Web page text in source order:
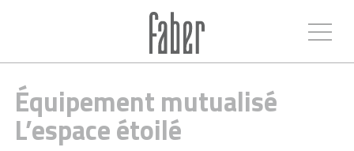
Équipement mutualisé
L’espace étoilé